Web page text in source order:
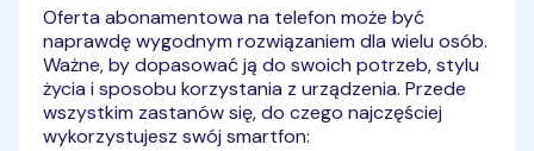
Oferta abonamentowa na telefon może być
naprawdę wygodnym rozwiązaniem dla wielu osób.
Ważne, by dopasować ją do swoich potrzeb, stylu
życia i sposobu korzystania z urządzenia. Przede
wszystkim zastanów się, do czego najczęściej
wykorzystujesz swój smartfon: